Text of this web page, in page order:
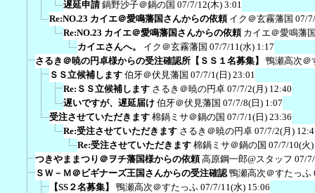
遅延申請 鍋野沙子＠鍋の国 07/7/12(木) 3:01
Re:NO.23 カイエ＠愛鳴藩国さんからの依頼 イク＠玄霧藩国 07/
Re:NO.23 カイエ＠愛鳴藩国さんからの依頼 カイエ＠愛鳴藩
カイエさんへ。
イク＠玄霧藩国 07/7/11(水) 1:17
さるき＠暁の円卓様からの受注確認所【ＳＳ１名募集】
鴨瀬高次＠
ＳＳ立候補します 伯牙＠伏見藩国 07/7/1(日) 23:01
Re:ＳＳ立候補します さるき＠暁の円卓 07/7/2(月) 12:40
遅いですが、遅延届け 伯牙＠伏見藩国 07/7/8(日) 1:07
受注させていただきます 棉鍋ミサ＠鍋の国 07/7/1(日) 23:36
Re:受注させていただきます さるき＠暁の円卓 07/7/2(月)
Re:受注させていただきます 棉鍋ミサ＠鍋の国 07/7/10(火
つきやままつり＠ヲチ藩国様からの依頼 高原鋼一郎@スタッフ 07/
ＳＷ－Ｍ＠ビギナーズ王国さんからの受注確認 鴨瀬高次＠すたっふ
【SS２名募集】
鴨瀬高次＠すたっふ 07/7/11(水) 15:06